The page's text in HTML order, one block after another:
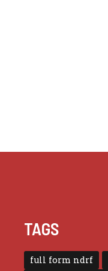
TAGS
full form ndrf